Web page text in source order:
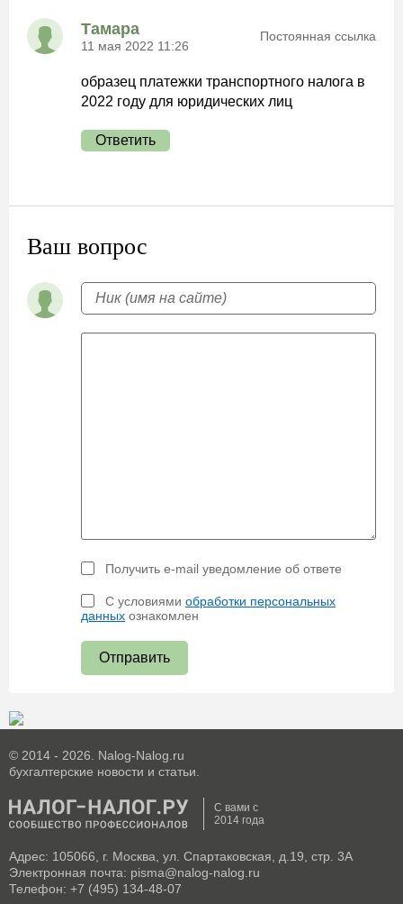
Тамара
11 мая 2022 11:26
Постоянная ссылка
образец платежки транспортного налога в
2022 году для юридических лиц
Ответить
Ваш вопрос
Получить e-mail уведомление об ответе
С условиями обработки персональных
данных ознакомлен
Отправить
© 2014 - 2026. Nalog-Nalog.ru
бухгалтерские новости и статьи.
С вами с
2014 года
Адрес: 105066, г. Москва, ул. Спартаковская, д.19, стр. 3А
Электронная почта: pisma@nalog-nalog.ru
Телефон: +7 (495) 134-48-07